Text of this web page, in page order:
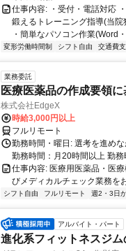
仕事内容: ・受付・電話対応
鍛えるトレーニング指導(当
・簡単なパソコン作業(Word
変形労働時間制 シフト自由 交通費
業務委託
医療医薬品の作成要領
株式会社EdgeX
時給3,000円以上
フルリモート
勤務時間・曜日: 選考を進め
勤務時間：月20時間以上 勤
仕事内容: 医療用医薬品・医
びメディカルチェック業務を
シフト自由 フルリモート 週2・3日
アルバイト・パート
進化系フィットネスジ